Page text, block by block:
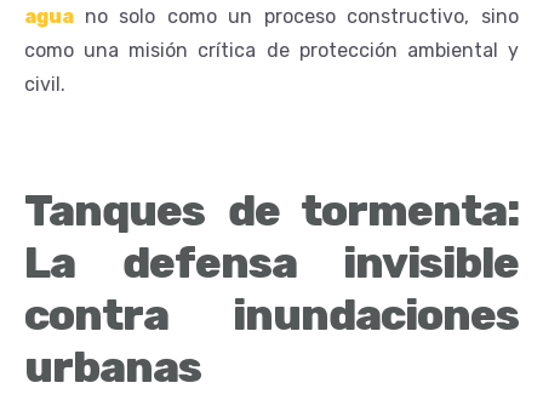
agua no solo como un proceso constructivo, sino
como una misión crítica de protección ambiental y
civil.
Tanques de tormenta:
La defensa invisible
contra inundaciones
urbanas